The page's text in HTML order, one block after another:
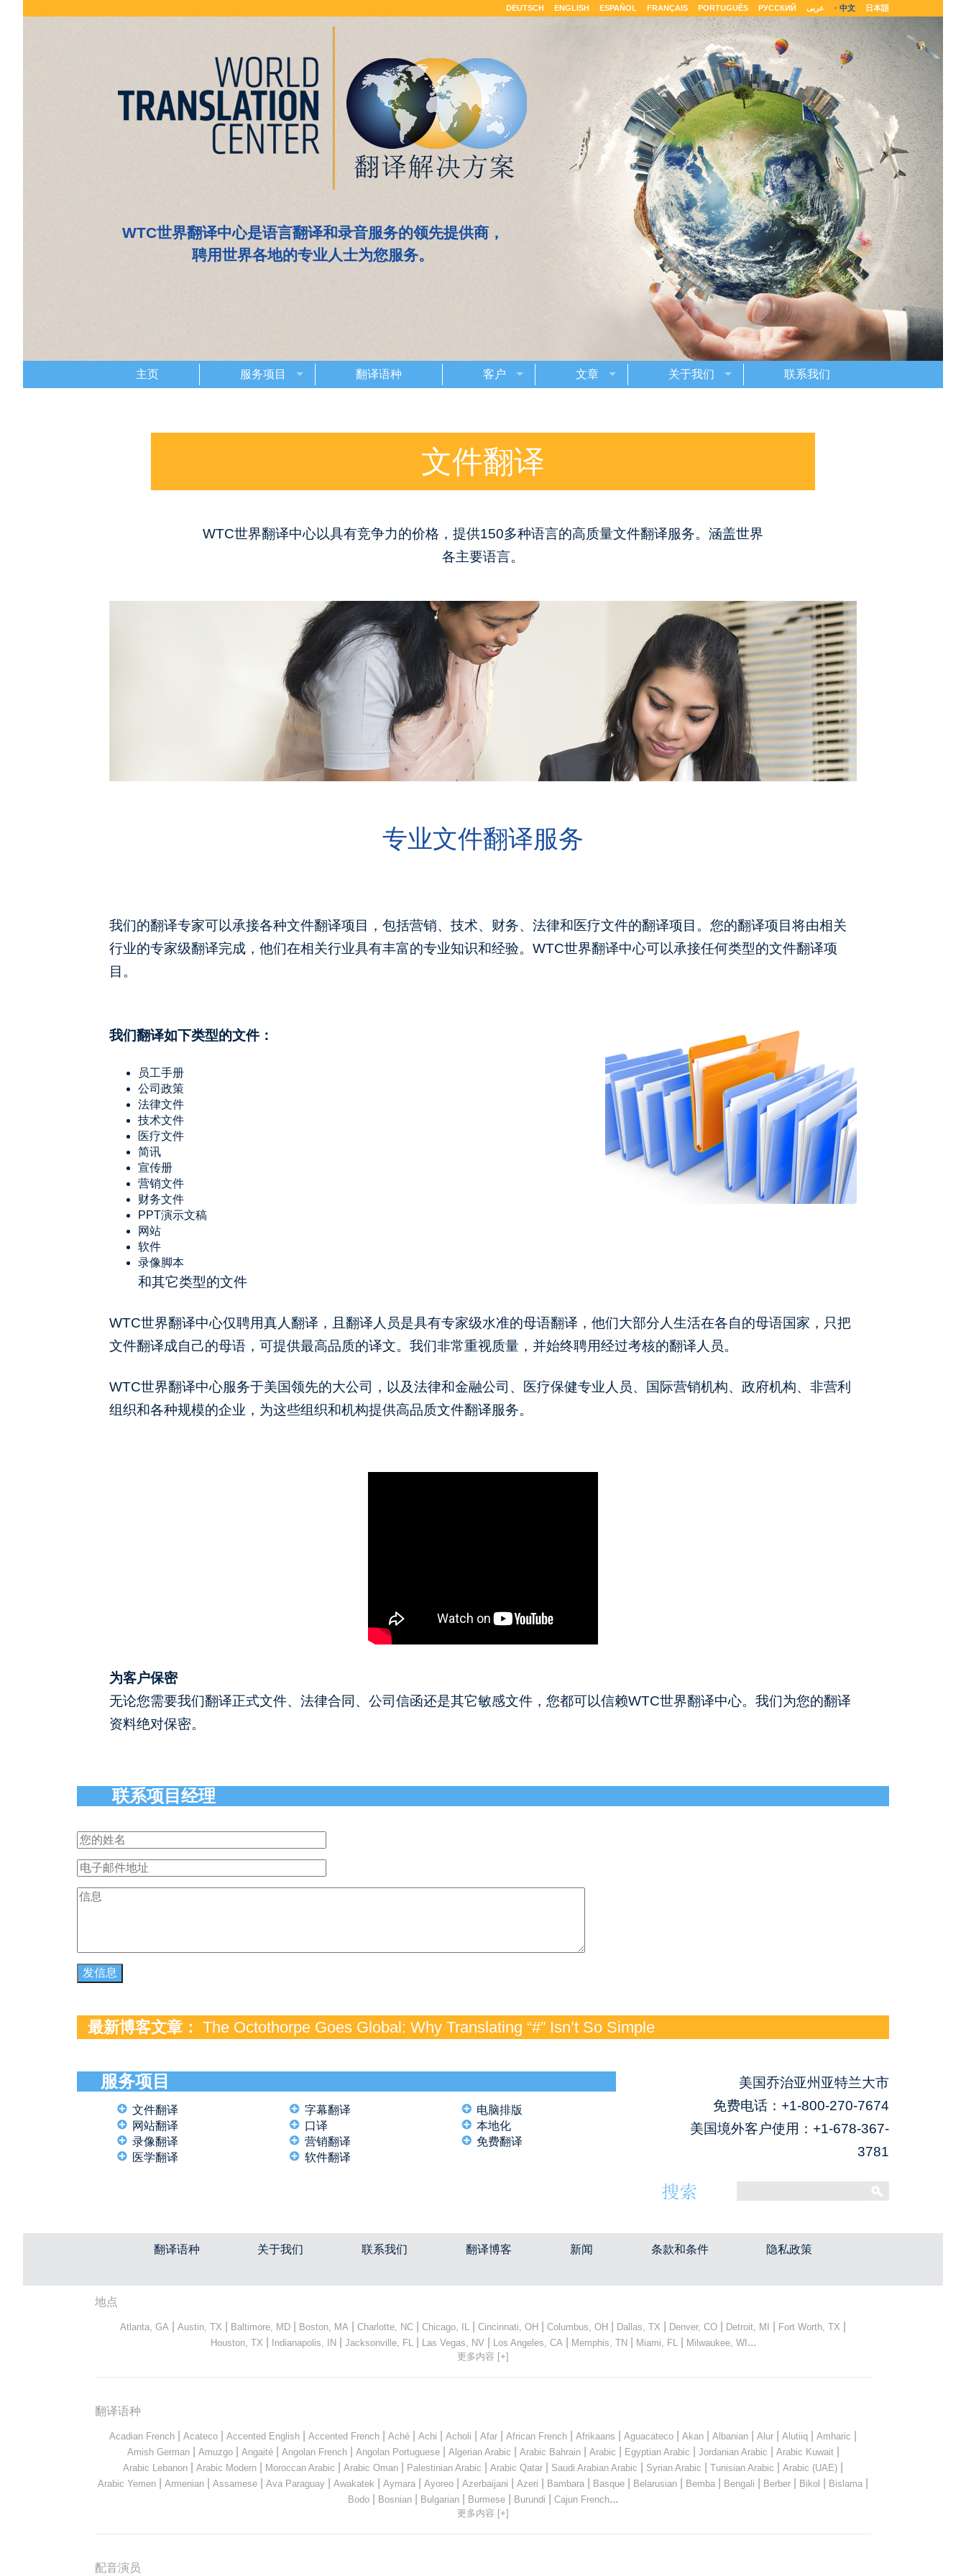
DEUTSCH ENGLISH ESPAÑOL FRANÇAIS PORTUGUÊS РУССКИЙ عربى 中文 日本語
WTC世界翻译中心是语言翻译和录音服务的领先提供商，
聘用世界各地的专业人士为您服务。
主页 服务项目 翻译语种 客户 文章 关于我们 联系我们
文件翻译
WTC世界翻译中心以具有竞争力的价格，提供150多种语言的高质量文件翻译服务。涵盖世界
各主要语言。
专业文件翻译服务
我们的翻译专家可以承接各种文件翻译项目，包括营销、技术、财务、法律和医疗文件的翻译项目。您的翻译项目将由相关
行业的专家级翻译完成，他们在相关行业具有丰富的专业知识和经验。WTC世界翻译中心可以承接任何类型的文件翻译项
目。
我们翻译如下类型的文件：
员工手册
公司政策
法律文件
技术文件
医疗文件
简讯
宣传册
营销文件
财务文件
PPT演示文稿
网站
软件
录像脚本
和其它类型的文件
WTC世界翻译中心仅聘用真人翻译，且翻译人员是具有专家级水准的母语翻译，他们大部分人生活在各自的母语国家，只把
文件翻译成自己的母语，可提供最高品质的译文。我们非常重视质量，并始终聘用经过考核的翻译人员。
WTC世界翻译中心服务于美国领先的大公司，以及法律和金融公司、医疗保健专业人员、国际营销机构、政府机构、非营利
组织和各种规模的企业，为这些组织和机构提供高品质文件翻译服务。
为客户保密
无论您需要我们翻译正式文件、法律合同、公司信函还是其它敏感文件，您都可以信赖WTC世界翻译中心。我们为您的翻译
资料绝对保密。
联系项目经理
最新博客文章： The Octothorpe Goes Global: Why Translating “#” Isn’t So Simple
服务项目
文件翻译
网站翻译
录像翻译
医学翻译
字幕翻译
口译
营销翻译
软件翻译
电脑排版
本地化
免费翻译
美国乔治亚州亚特兰大市
免费电话： +1-800-270-7674
美国境外客户使用：+1-678-367-
3781
翻译语种 关于我们 联系我们 翻译博客 新闻 条款和条件 隐私政策
地点
Atlanta, GA Austin, TX Baltimore, MD Boston, MA Charlotte, NC Chicago, IL Cincinnati, OH Columbus, OH Dallas, TX Denver, CO Detroit, MI Fort Worth, TX
Houston, TX Indianapolis, IN| Jacksonville, FL Las Vegas, NV| Los Angeles, CA Memphis, TN| Miami, FL Milwaukee, WI ...
更多内容 [+]
翻译语种
Acadian French Acateco Accented English Accented French Aché Achi Acholi Afar African French Afrikaans Aguacateco Akan Albanian Alur Alutiiq Amharic
Amish German| Amuzgo| Angaité| Angolan French| Angolan Portuguese| Algerian Arabic Arabic Bahrain| Arabic Egyptian Arabic Jordanian Arabic Arabic Kuwait|
Arabic Lebanon Arabic Modern Moroccan Arabic Arabic Oman Palestinian Arabic Arabic Qatar Saudi Arabian Arabic Syrian Arabic Tunisian Arabic Arabic (UAE)
Arabic Yemen Armenian Assamese Ava Paraguay Awakatek Aymara Ayoreo Azerbaijani Azeri Bambara Basque Belarusian Bemba Bengali Berber Bikol Bislama
Bodo Bosnian Bulgarian Burmese Burundi Cajun French...
更多内容 [+]
配音演员